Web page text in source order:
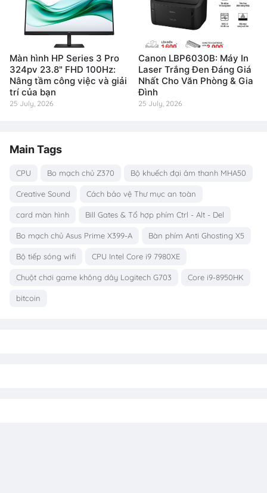
Màn hình HP Series 3 Pro
324pv 23.8" FHD 100Hz:
Nâng tầm công việc và giải
trí của bạn
25 July, 2026
Canon LBP6030B: Máy In
Laser Trắng Đen Đáng Giá
Nhất Cho Văn Phòng & Gia
Đình
25 July, 2026
Main Tags
CPU Bo mạch chủ Z370 Bộ khuếch đại âm thanh MHA50
Creative Sound Cách bảo vệ Thư mục an toàn
card màn hình Bill Gates & Tổ hợp phím Ctrl - Alt - Del
Bo mạch chủ Asus Prime X399-A Bàn phím Anti Ghosting X5
Bộ tiếp sóng wifi CPU Intel Core i9 7980XE
Chuột chơi game không dây Logitech G703 Core i9-8950HK
bitcoin